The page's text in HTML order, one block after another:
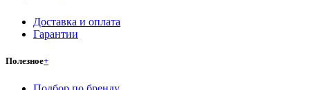
Доставка и оплата
Гарантии
Полезное+